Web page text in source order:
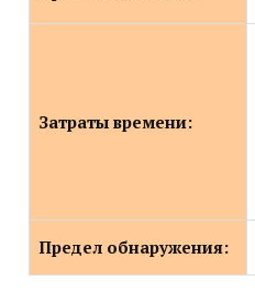
Затраты времени:
Предел обнаружения: